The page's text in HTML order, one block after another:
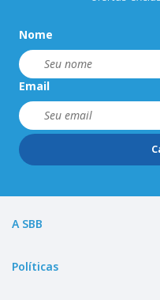
Nome
Email
A SBB
Políticas